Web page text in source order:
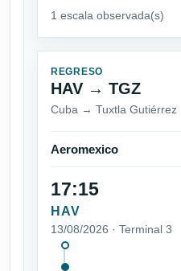
1 escala observada(s)
REGRESO
HAV → TGZ
Cuba → Tuxtla Gutiérrez
Aeromexico
17:15
HAV
13/08/2026 · Terminal 3